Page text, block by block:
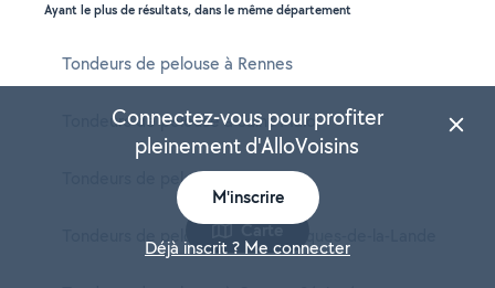
Ayant le plus de résultats, dans le même département
Tondeurs de pelouse à Rennes
Tondeurs de pelouse à Saint-Malo
Tondeurs de pelouse à Bruz
Tondeurs de pelouse à Saint-Jacques-de-la-Lande
Carte
Connectez-vous pour profiter
pleinement d'AlloVoisins
M'inscrire
Déjà inscrit ? Me connecter